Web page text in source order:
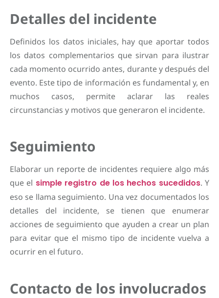
Detalles del incidente
Definidos los datos iniciales, hay que aportar todos
los datos complementarios que sirvan para ilustrar
cada momento ocurrido antes, durante y después del
evento. Este tipo de información es fundamental y, en
muchos casos, permite aclarar las reales
circunstancias y motivos que generaron el incidente.
Seguimiento
Elaborar un reporte de incidentes requiere algo más
que el simple registro de los hechos sucedidos. Y
eso se llama seguimiento. Una vez documentados los
detalles del incidente, se tienen que enumerar
acciones de seguimiento que ayuden a crear un plan
para evitar que el mismo tipo de incidente vuelva a
ocurrir en el futuro.
Contacto de los involucrados